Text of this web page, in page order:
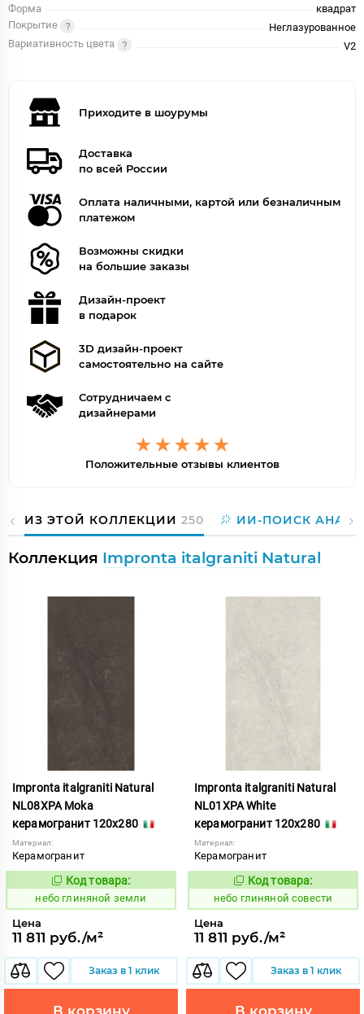
Форма
квадрат
Покрытие
Неглазурованное
Вариативность цвета
V2
Приходите в шоурумы
Доставка
по всей России
Оплата наличными, картой или безналичным
платежом
Возможны скидки
на большие заказы
Дизайн-проект
в подарок
3D дизайн-проект
самостоятельно на сайте
Сотрудничаем с
дизайнерами
Положительные отзывы клиентов
ИЗ ЭТОЙ КОЛЛЕКЦИИ 250 ИИ-ПОИСК
Коллекция Impronta italgraniti Natural
Impronta italgraniti Natural
NL08XPA Moka
керамогранит 120x280
Материал:
Керамогранит
1111530
Код товара:
небо глиняной земли
Цена
11 811 руб./м²
Заказ в 1 клик
В корзину
Impronta italgraniti Natural
NL01XPA White
керамогранит 120x280
Материал:
Керамогранит
1111523
Код товара:
небо глиняной совести
Цена
11 811 руб./м²
Заказ в 1 клик
В корзину